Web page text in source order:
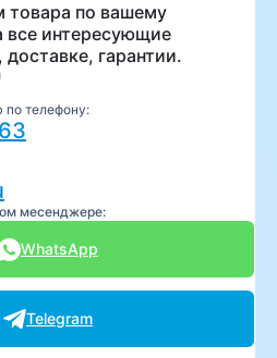
товара по вашему
все интересующие
гарантии.
по телефону:
месенджере:
WhatsApp
Telegram